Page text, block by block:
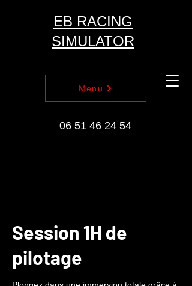
EB RACING
SIMULATOR
06 51 46 24 54
Menu
Session 1H de
pilotage